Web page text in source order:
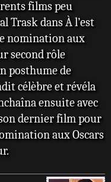
films peu
Trask dans À l’est
nomination aux
second rôle
posthume de
célèbre et révéla
ensuite avec
dernier film pour
aux Oscars